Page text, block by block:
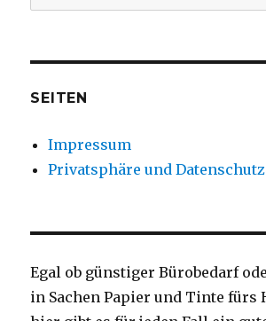
nach:
SEITEN
Impressum
Privatsphäre und Datenschutz
Egal ob günstiger Bürobedarf
in Sachen Papier und Tinte fürs